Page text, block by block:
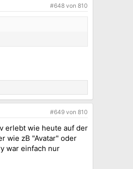
#648 von 810
#649 von 810
erlebt wie heute auf der
wie zB "Avatar" oder
war einfach nur